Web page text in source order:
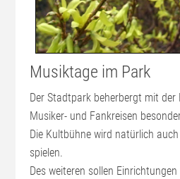
Musiktage im Park
Der Stadtpark beherbergt mit der
Musiker- und Fankreisen
Die Kultbühne wird natürlich
spielen.
Des weiteren sollen